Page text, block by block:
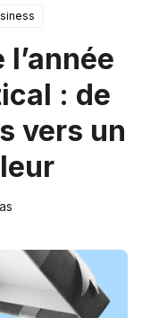
: de
vers un